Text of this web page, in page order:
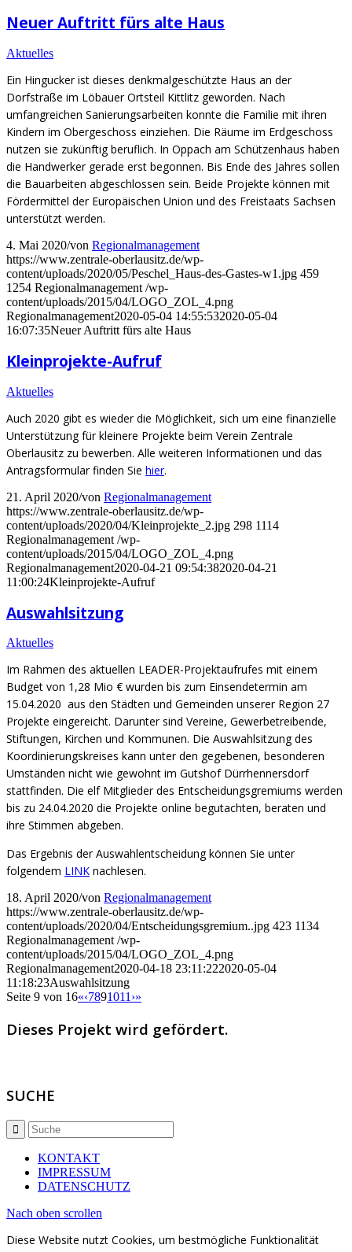
Neuer Auftritt fürs alte Haus
Aktuelles
Ein Hingucker ist dieses denkmalgeschützte Haus an der
Dorfstraße im Löbauer Ortsteil Kittlitz geworden. Nach
umfangreichen Sanierungsarbeiten konnte die Familie mit ihren
Kindern im Obergeschoss einziehen. Die Räume im Erdgeschoss
nutzen sie zukünftig beruflich. In Oppach am Schützenhaus haben
die Handwerker gerade erst begonnen. Bis Ende des Jahres sollen
die Bauarbeiten abgeschlossen sein. Beide Projekte können mit
Fördermittel der Europäischen Union und des Freistaats Sachsen
unterstützt werden.
4. Mai 2020/von Regionalmanagement
https://www.zentrale-oberlausitz.de/wp-
content/uploads/2020/05/Peschel_Haus-des-Gastes-w1.jpg 459
1254 Regionalmanagement /wp-
content/uploads/2015/04/LOGO_ZOL_4.png
Regionalmanagement2020-05-04 14:55:532020-05-04
16:07:35Neuer Auftritt fürs alte Haus
Kleinprojekte-Aufruf
Aktuelles
Auch 2020 gibt es wieder die Möglichkeit, sich um eine finanzielle
Unterstützung für kleinere Projekte beim Verein Zentrale
Oberlausitz zu bewerben. Alle weiteren Informationen und das
Antragsformular finden Sie hier.
21. April 2020/von Regionalmanagement
https://www.zentrale-oberlausitz.de/wp-
content/uploads/2020/04/Kleinprojekte_2.jpg 298 1114
Regionalmanagement /wp-
content/uploads/2015/04/LOGO_ZOL_4.png
Regionalmanagement2020-04-21 09:54:382020-04-21
11:00:24Kleinprojekte-Aufruf
Auswahlsitzung
Aktuelles
Im Rahmen des aktuellen LEADER-Projektaufrufes mit einem
Budget von 1,28 Mio € wurden bis zum Einsendetermin am
15.04.2020 aus den Städten und Gemeinden unserer Region 27
Projekte eingereicht. Darunter sind Vereine, Gewerbetreibende,
Stiftungen, Kirchen und Kommunen. Die Auswahlsitzung des
Koordinierungskreises kann unter den gegebenen, besonderen
Umständen nicht wie gewohnt im Gutshof Dürrhennersdorf
stattfinden. Die elf Mitglieder des Entscheidungsgremiums werden
bis zu 24.04.2020 die Projekte online begutachten, beraten und
ihre Stimmen abgeben.
Das Ergebnis der Auswahlentscheidung können Sie unter
folgendem LINK nachlesen.
18. April 2020/von Regionalmanagement
https://www.zentrale-oberlausitz.de/wp-
content/uploads/2020/04/Entscheidungsgremium..jpg 423 1134
Regionalmanagement /wp-
content/uploads/2015/04/LOGO_ZOL_4.png
Regionalmanagement2020-04-18 23:11:222020-05-04
11:18:23Auswahlsitzung
Seite 9 von 16«‹7891011 ›»
Dieses Projekt wird gefördert.
SUCHE
KONTAKT
IMPRESSUM
DATENSCHUTZ
Nach oben scrollen
Diese Website nutzt Cookies, um bestmögliche Funktionalität